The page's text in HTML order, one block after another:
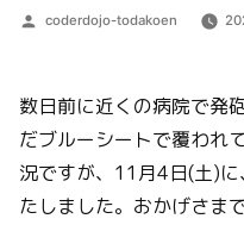
投
coderdojo-todakoen
数日前に近くの病院で発
だブルーシートで覆われ
況ですが、11月4日(土)
たしました。おかげさま